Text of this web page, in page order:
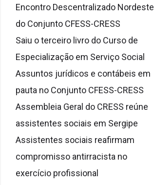
Encontro Descentralizado Nordeste
do Conjunto CFESS-CRESS
Saiu o terceiro livro do Curso de
Especialização em Serviço Social
Assuntos jurídicos e contábeis em
pauta no Conjunto CFESS-CRESS
Assembleia Geral do CRESS reúne
assistentes sociais em Sergipe
Assistentes sociais reafirmam
compromisso antirracista no
exercício profissional